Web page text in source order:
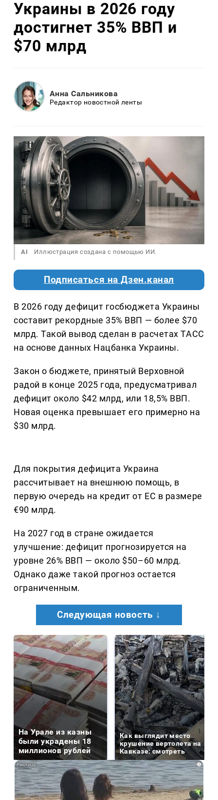
Украины в 2026 году
достигнет 35% ВВП и
$70 млрд
Анна Сальникова
Редактор новостной ленты
AI Иллюстрация создана с помощью ИИ.
Подписаться на Дзен.канал
В 2026 году дефицит госбюджета Украины
составит рекордные 35% ВВП — более $70
млрд. Такой вывод сделан в расчетах ТАСС
на основе данных Нацбанка Украины.
Закон о бюджете, принятый Верховной
радой в конце 2025 года, предусматривал
дефицит около $42 млрд, или 18,5% ВВП.
Новая оценка превышает его примерно на
$30 млрд.
Для покрытия дефицита Украина
рассчитывает на внешнюю помощь, в
первую очередь на кредит от ЕС в размере
€90 млрд.
На 2027 год в стране ожидается
улучшение: дефицит прогнозируется на
уровне 26% ВВП — около $50–60 млрд.
Однако даже такой прогноз остается
ограниченным.
Следующая новость ↓
На Урале из казны
были украдены 18
миллионов рублей
Как выглядит место
крушение вертолета на
Кавказе: смотреть
i